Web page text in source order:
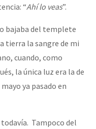
“Ahí lo veas”.
bajaba del templete
tierra la sangre de mi
cuando, como
la única luz era la de
ya pasado en
Tampoco del